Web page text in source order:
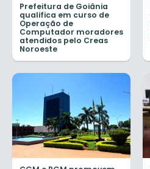
Prefeitura de Goiânia
qualifica em curso de
Operação de
Computador moradores
atendidos pelo Creas
Noroeste